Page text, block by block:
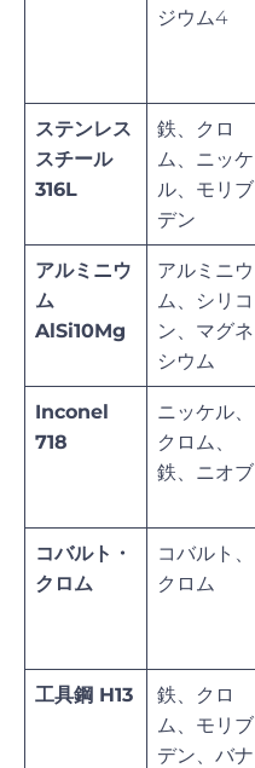
ジウム4
ステンレス
スチール
316L
鉄、クロ
ム、ニッケ
ル、モリブ
デン
アルミニウ
ム
AlSi10Mg
アルミニウ
ム、シリコ
ン、マグネ
シウム
Inconel
718
ニッケル、
クロム、
鉄、ニオブ
コバルト・
クロム
コバルト、
クロム
工具鋼 H13
鉄、クロ
ム、モリブ
デン、バナ